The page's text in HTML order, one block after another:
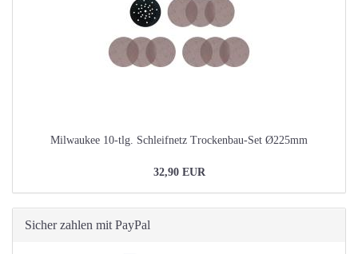
Milwaukee 10-tlg. Schleifnetz Trockenbau-Set Ø225mm
32,90 EUR
Sicher zahlen mit PayPal